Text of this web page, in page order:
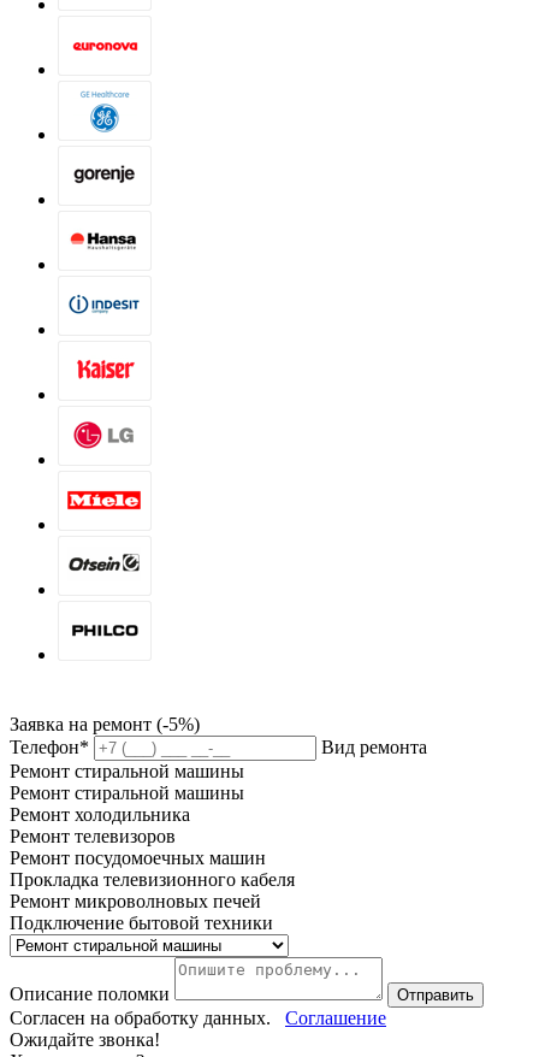
Заявка на ремонт (-5%)
Телефон*
Вид ремонта
Ремонт стиральной машины
Ремонт стиральной машины
Ремонт холодильника
Ремонт телевизоров
Ремонт посудомоечных машин
Прокладка телевизионного кабеля
Ремонт микроволновых печей
Подключение бытовой техники
Описание поломки Отправить
Согласен на обработку данных. Соглашение
Ожидайте звонка!